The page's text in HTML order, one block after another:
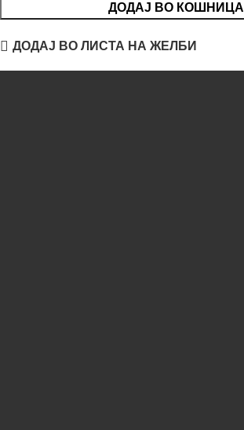
ДОДАЈ ВО КОШНИЦА
ДОДАЈ ВО ЛИСТА НА ЖЕЛБИ